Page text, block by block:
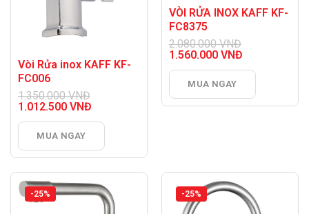
Vòi Rửa inox KAFF KF-
FC006
1.350.000VNĐ
Giá
là:
1.350.000 VNĐ.
1.012.500 VNĐ
hiện
là:
1.012.500 VNĐ.
MUA NGAY
VÒI RỬA INOX KAFF KF-
FC8375
2.080.000VNĐ
Giá
là:
2.080.000 VNĐ.
1.560.000 VNĐ
hiện
là:
1.560.000 VNĐ.
MUA NGAY
-25% -25%